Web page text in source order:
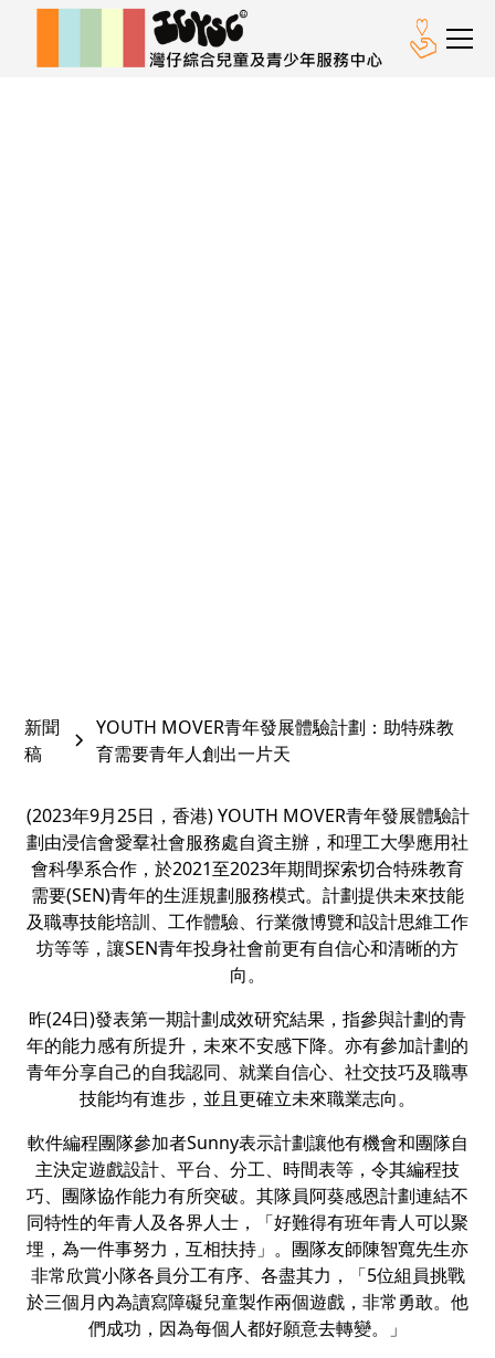
新聞
稿
YOUTH MOVER青年發展體驗計劃：助特殊教
育需要青年人創出一片天
(2023年9月25日，香港) YOUTH MOVER青年發展體驗計
劃由浸信會愛羣社會服務處自資主辦，和理工大學應用社
會科學系合作，於2021至2023年期間探索切合特殊教育
需要(SEN)青年的生涯規劃服務模式。計劃提供未來技能
及職專技能培訓、工作體驗、行業微博覽和設計思維工作
坊等等，讓SEN青年投身社會前更有自信心和清晰的方
向。
昨(24日)發表第一期計劃成效研究結果，指參與計劃的青
年的能力感有所提升，未來不安感下降。亦有參加計劃的
青年分享自己的自我認同、就業自信心、社交技巧及職專
技能均有進步，並且更確立未來職業志向。
軟件編程團隊參加者Sunny表示計劃讓他有機會和團隊自
主決定遊戲設計、平台、分工、時間表等，令其編程技
巧、團隊協作能力有所突破。其隊員阿葵感恩計劃連結不
同特性的年青人及各界人士，「好難得有班年青人可以聚
埋，為一件事努力，互相扶持」。團隊友師陳智寬先生亦
非常欣賞小隊各員分工有序、各盡其力，「5位組員挑戰
於三個月內為讀寫障礙兒童製作兩個遊戲，非常勇敢。他
們成功，因為每個人都好願意去轉變。」